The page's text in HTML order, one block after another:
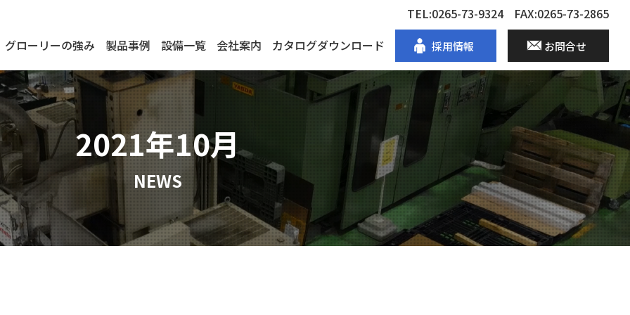
グローリーの強み 製品事例 設備一覧 会社案内 カタログダウンロード 採用情報 お問合せ
TEL:0265-73-9324 FAX:0265-73-2865
2021年10月
NEWS